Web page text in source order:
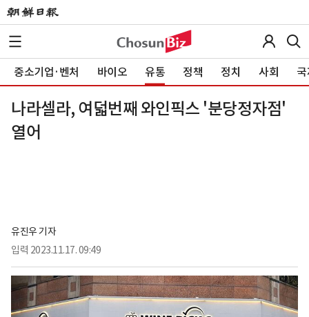
중소기업·벤처 바이오 유통 정책 정치 사회
나라셀라, 여덟번째 와인픽스 '분당정자점'
열어
유진우 기자
입력 2023.11.17. 09:49